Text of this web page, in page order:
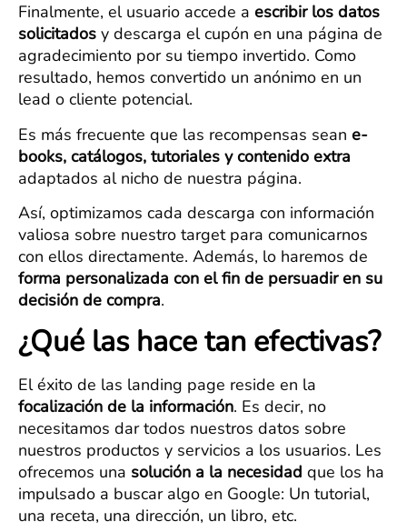
Finalmente, el usuario accede a escribir los datos
solicitados y descarga el cupón en una página de
agradecimiento por su tiempo invertido. Como
resultado, hemos convertido un anónimo en un
lead o cliente potencial.
Es más frecuente que las recompensas sean e-
books, catálogos, tutoriales y contenido extra
adaptados al nicho de nuestra página.
Así, optimizamos cada descarga con información
valiosa sobre nuestro target para comunicarnos
con ellos directamente. Además, lo haremos de
forma personalizada con el fin de persuadir en su
decisión de compra.
¿Qué las hace tan efectivas?
El éxito de las landing page reside en la
focalización de la información. Es decir, no
necesitamos dar todos nuestros datos sobre
nuestros productos y servicios a los usuarios. Les
ofrecemos una solución a la necesidad que los ha
impulsado a buscar algo en Google: Un tutorial,
una receta, una dirección, un libro, etc.